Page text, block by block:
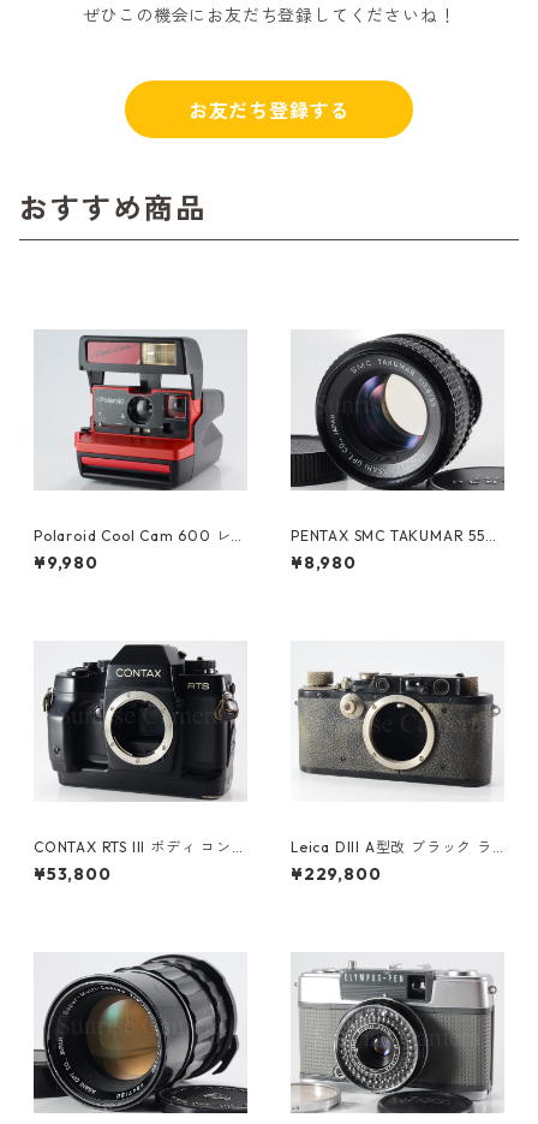
ぜひこの機会にお友だち登録してくださいね！
お友だち登録する
おすすめ商品
Polaroid Cool Cam 600 レッ
¥9,980
PENTAX SMC TAKUMAR 55m
m F1.8 M42 ペンタックス（61
346）
¥8,980
CONTAX RTS III ボディ コンタ
ックス（61257）
¥53,800
Leica DIII A型改 ブラック ラ
イカ (61478)
¥229,800